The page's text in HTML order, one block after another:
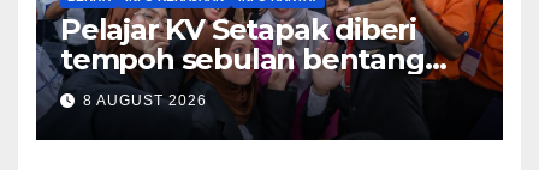
Pelajar KV Setapak diberi
tempoh sebulan bentang
idea guna teknologi dron
perkukuh keselamatan
sekolah – Fadhlina
8 AUGUST 2026